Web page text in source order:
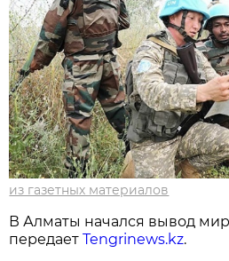
из газетных материалов
В Алматы начался вывод
передаетTengrinews.kz.